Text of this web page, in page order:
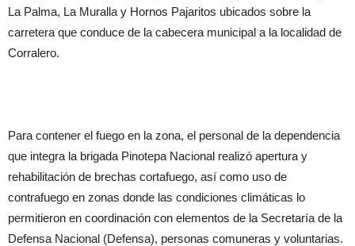
La Palma, La Muralla y Hornos Pajaritos ubicados sobre la
carretera que conduce de la cabecera municipal a la localidad de
Corralero.
Para contener el fuego en la zona, el personal de la dependencia
que integra la brigada Pinotepa Nacional realizó apertura y
rehabilitación de brechas cortafuego, así como uso de
contrafuego en zonas donde las condiciones climáticas lo
permitieron en coordinación con elementos de la Secretaría de la
Defensa Nacional (Defensa), personas comuneras y voluntarias.